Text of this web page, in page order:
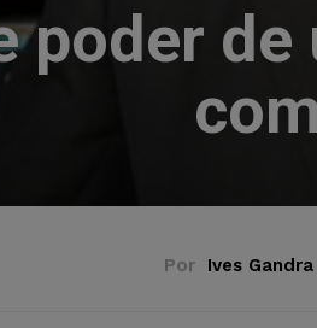
poder
Por Ives Gandra